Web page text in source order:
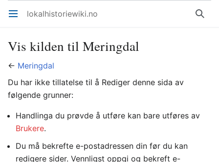
Åpne hovedmenyen lokalhistoriewiki.no Søk
Vis kilden til Meringdal
← Meringdal
Du har ikke tillatelse til å Rediger denne sida av
følgende grunner:
Handlinga du prøvde å utføre kan bare utføres av
Brukere.
Du må bekrefte e-postadressen din før du kan
redigere sider. Vennligst oppgi og bekreft e-